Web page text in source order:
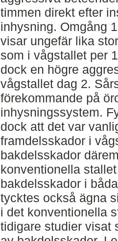
timmen direkt efter
inhysning. Omgång
visar ungefär lika
som i vågstallet per
dock en högre
vågstallet dag 2.
förekommande på
inhysningssystem.
dock att det var
framdelsskador i
bakdelsskador
konventionella
bakdelsskador i
tycktes också ägna
i det konventionella
tidigare studier visat